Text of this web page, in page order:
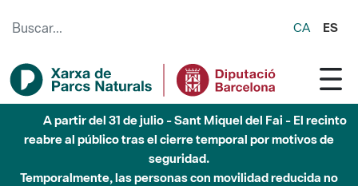
CA ES
A partir del 31 de julio - Sant Miquel del Fai - El recinto
reabre al público tras el cierre temporal por motivos de
seguridad.
Temporalmente, las personas con movilidad reducida no